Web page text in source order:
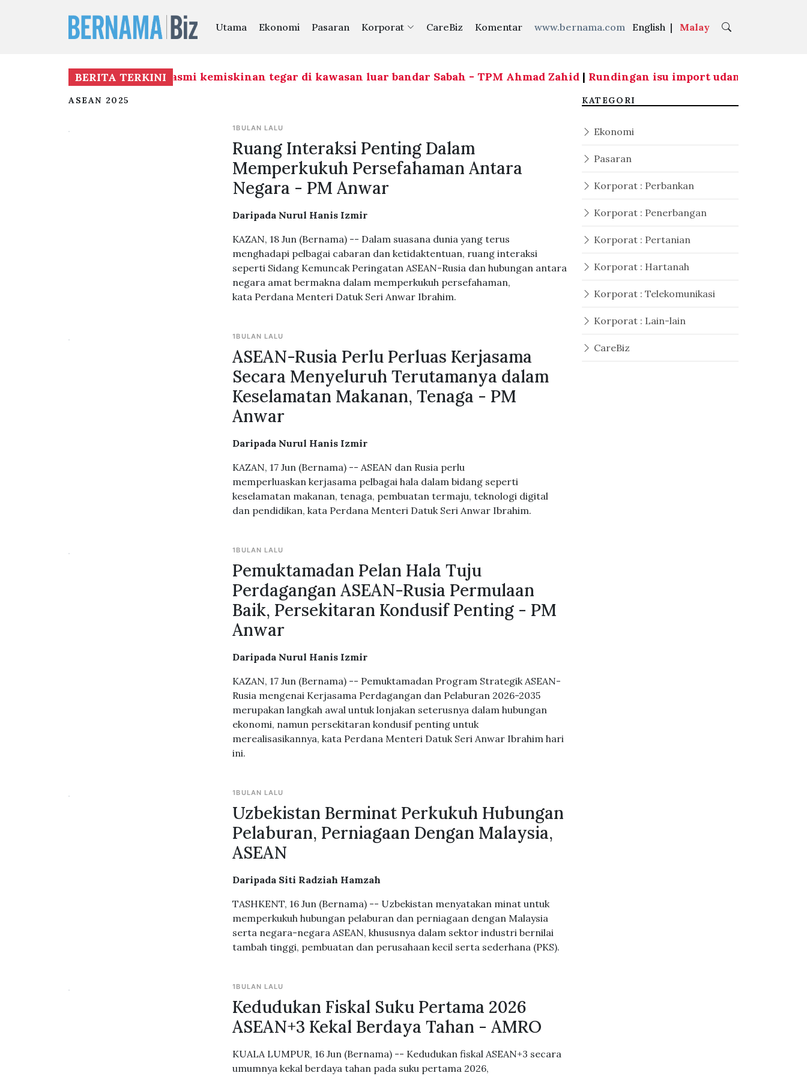
Utama Ekonomi Pasaran Korporat CareBiz Komentar www.bernama.com English | Malay
BERITA TERKINI
infrastruktur, basmi kemiskinan tegar di kawasan luar bandar Sabah - TPM Ahmad Zahid|Rundingan isu import udang dari
ASEAN 2025
1BULAN LALU
Ruang Interaksi Penting Dalam
Memperkukuh Persefahaman Antara
Negara - PM Anwar
Daripada Nurul Hanis Izmir
KAZAN, 18 Jun (Bernama) -- Dalam suasana dunia yang terus
menghadapi pelbagai cabaran dan ketidaktentuan, ruang interaksi
seperti Sidang Kemuncak Peringatan ASEAN-Rusia dan hubungan antara
negara amat bermakna dalam memperkukuh persefahaman,
kata Perdana Menteri Datuk Seri Anwar Ibrahim.
1BULAN LALU
ASEAN-Rusia Perlu Perluas Kerjasama
Secara Menyeluruh Terutamanya dalam
Keselamatan Makanan, Tenaga - PM
Anwar
Daripada Nurul Hanis Izmir
KAZAN, 17 Jun (Bernama) -- ASEAN dan Rusia perlu
memperluaskan kerjasama pelbagai hala dalam bidang seperti
keselamatan makanan, tenaga, pembuatan termaju, teknologi digital
dan pendidikan, kata Perdana Menteri Datuk Seri Anwar Ibrahim.
1BULAN LALU
Pemuktamadan Pelan Hala Tuju
Perdagangan ASEAN-Rusia Permulaan
Baik, Persekitaran Kondusif Penting - PM
Anwar
Daripada Nurul Hanis Izmir
KAZAN, 17 Jun (Bernama) -- Pemuktamadan Program Strategik ASEAN-
Rusia mengenai Kerjasama Perdagangan dan Pelaburan 2026-2035
merupakan langkah awal untuk lonjakan seterusnya dalam hubungan
ekonomi, namun persekitaran kondusif penting untuk
merealisasikannya, kata Perdana Menteri Datuk Seri Anwar Ibrahim hari
ini.
1BULAN LALU
Uzbekistan Berminat Perkukuh Hubungan
Pelaburan, Perniagaan Dengan Malaysia,
ASEAN
Daripada Siti Radziah Hamzah
TASHKENT, 16 Jun (Bernama) -- Uzbekistan menyatakan minat untuk
memperkukuh hubungan pelaburan dan perniagaan dengan Malaysia
serta negara-negara ASEAN, khususnya dalam sektor industri bernilai
tambah tinggi, pembuatan dan perusahaan kecil serta sederhana (PKS).
1BULAN LALU
Kedudukan Fiskal Suku Pertama 2026
ASEAN+3 Kekal Berdaya Tahan - AMRO
KUALA LUMPUR, 16 Jun (Bernama) -- Kedudukan fiskal ASEAN+3 secara
umumnya kekal berdaya tahan pada suku pertama 2026,
KATEGORI
Ekonomi
Pasaran
Korporat : Perbankan
Korporat : Penerbangan
Korporat : Pertanian
Korporat : Hartanah
Korporat : Telekomunikasi
Korporat : Lain-lain
CareBiz